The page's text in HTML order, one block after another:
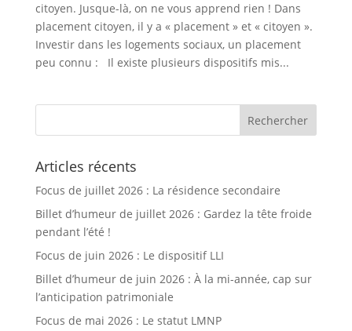
citoyen. Jusque-là, on ne vous apprend rien ! Dans
placement citoyen, il y a « placement » et « citoyen ».
Investir dans les logements sociaux, un placement
peu connu : Il existe plusieurs dispositifs mis...
Articles récents
Focus de juillet 2026 : La résidence secondaire
Billet d’humeur de juillet 2026 : Gardez la tête froide
pendant l’été !
Focus de juin 2026 : Le dispositif LLI
Billet d’humeur de juin 2026 : À la mi-année, cap sur
l’anticipation patrimoniale
Focus de mai 2026 : Le statut LMNP